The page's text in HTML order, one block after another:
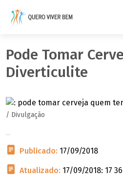
Pode Tomar
Diverticulite
/ Divulgação
...
Publicado: 17/09/2018
Atualizado: 17/09/2018: 17 36